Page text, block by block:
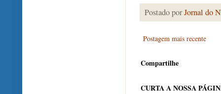
Postado porJornal do
Postagem mais recente
Compartilhe
CURTA A NOSSA